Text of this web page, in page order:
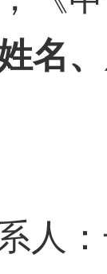
名
人